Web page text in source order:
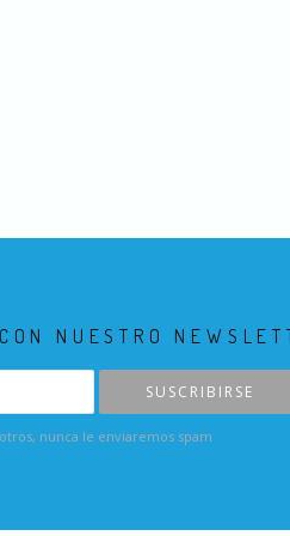
NUESTRO
SUSCRIBIRSE
nunca le enviaremos spam